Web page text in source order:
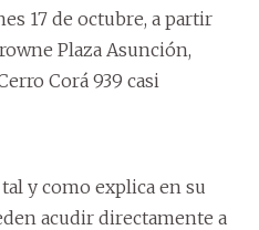
17 de octubre, a partir
Plaza Asunción,
Corá 939 casi
y como explica en su
acudir directamente a